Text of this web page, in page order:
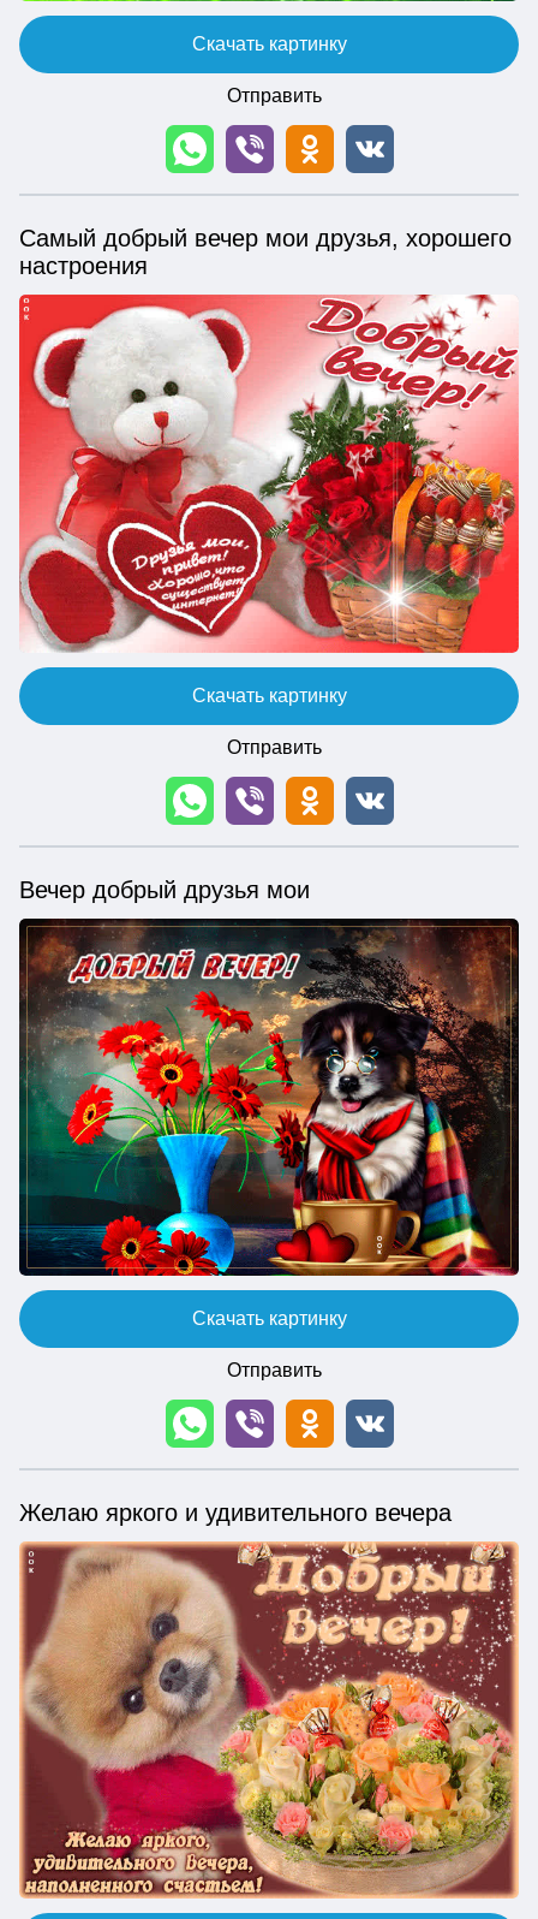
Скачать картинку
Отправить
Самый добрый вечер мои друзья, хорошего
настроения
Скачать картинку
Отправить
Вечер добрый друзья мои
Скачать картинку
Отправить
Желаю яркого и удивительного вечера